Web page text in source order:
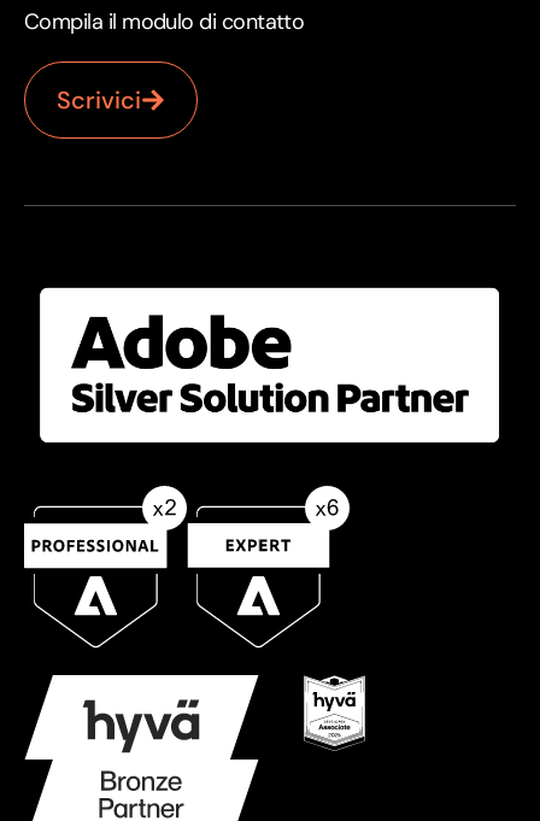
Compila il modulo di contatto
Scrivici